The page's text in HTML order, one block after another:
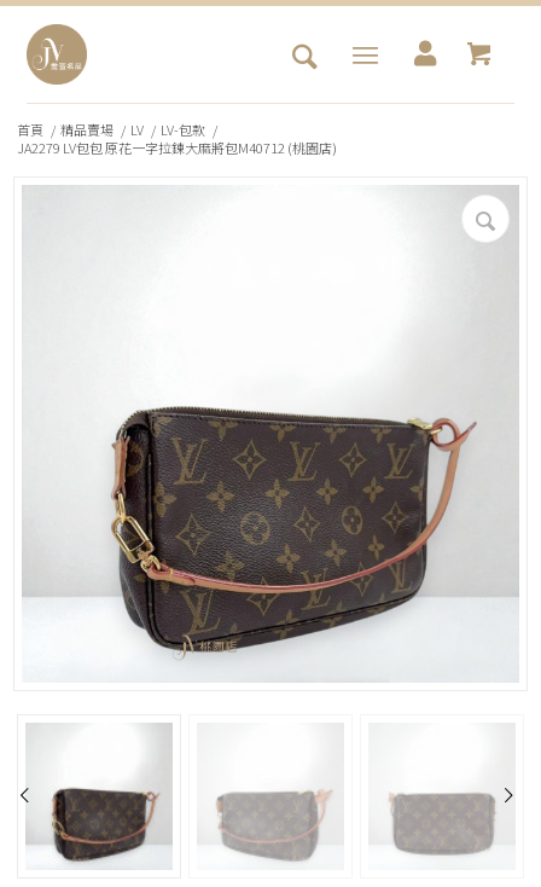
首頁 / 精品賣場 / LV / LV-包款 /
JA2279 LV包包 原花一字拉鍊大麻將包M40712 (桃園店)